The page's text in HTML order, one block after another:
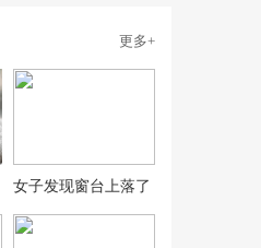
更多+
女子发现窗台上落了
只鸽子，鸽子主人说